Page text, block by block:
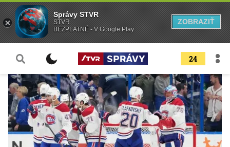
24
Správy STVR
STVR
BEZPLATNÉ - V Google Play
ZOBRAZIŤ